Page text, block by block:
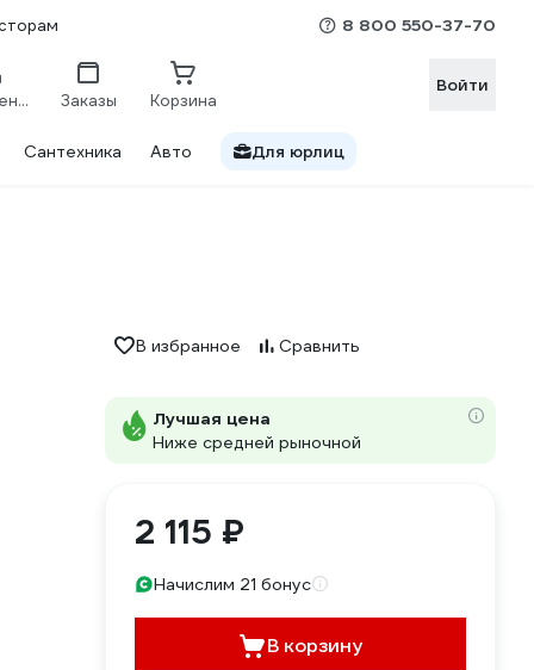
8 800 550-37-70
Сравнение Заказы Корзина
Войти
Сантехника Авто Для юрлиц
В избранное Сравнить
Лучшая цена
Ниже средней рыночной
2 115 ₽
Начислим 21 бонус
В корзину